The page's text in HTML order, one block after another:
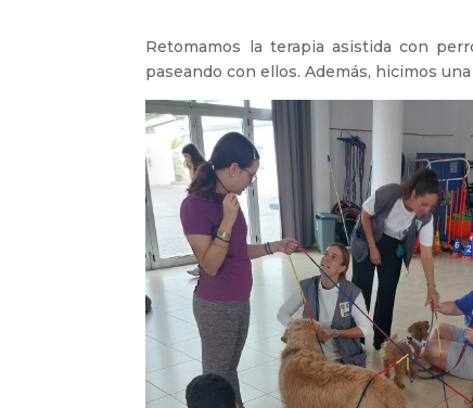
Retomamos la terapia asistida con
paseando con ellos. Además, hicimos